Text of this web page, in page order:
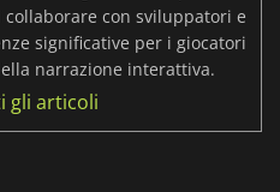
con sviluppatori e
significative per i giocatori
narrazione interattiva.
gli articoli